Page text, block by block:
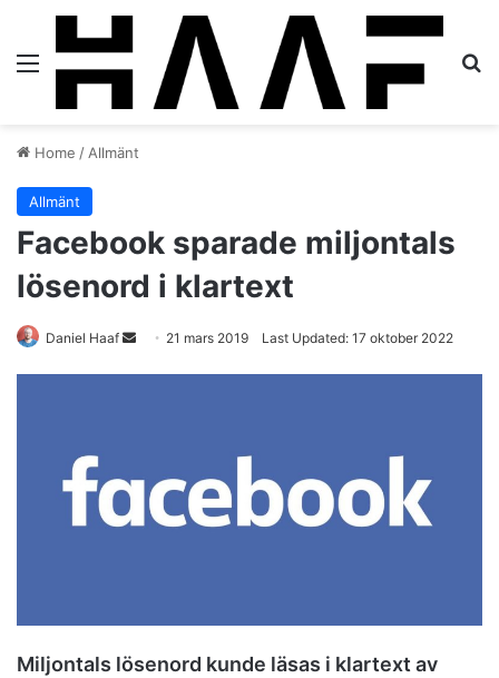
Home / Allmänt
Allmänt
Facebook sparade miljontals
lösenord i klartext
Daniel Haaf
m
21 mars 2019 Last Updated: 17 oktober 2022
Miljontals lösenord kunde läsas i klartext av